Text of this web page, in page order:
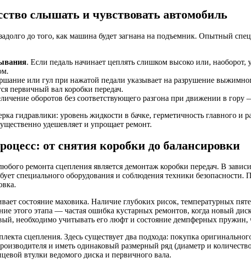
слышать и чувствовать автомобиль
до того, как машина будет загнана на подъемник. Опытный
. Если педаль начинает цеплять слишком высоко или,
или гул при нажатой педали указывает на разрушение
первичный вал коробки передач.
оборотов без соответствующего разгона при движении в
гидравлики: уровень жидкости в бачке, герметичность главного
удешевляет и упрощает ремонт.
от снятия коробки до балансировки
ремонта сцепления является демонтаж коробки передач. В
специального оборудования и соблюдения техники
состояние маховика. Наличие глубоких рисок, температурных
этого этапа — частая ошибка кустарных ремонтов, когда новый
необходимо учитывать его люфт и состояние демпферных пружин,
сцепления. Здесь существует два подхода: покупка
и иметь одинаковый размерный ряд (диаметр и
втулки ведомого диска и первичного вала.